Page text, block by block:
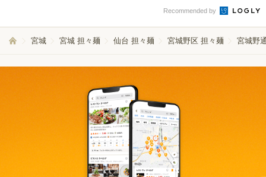
Recommended by
宮城 宮城 担々麺 仙台 担々麺 宮城野区 担々麺 宮城野